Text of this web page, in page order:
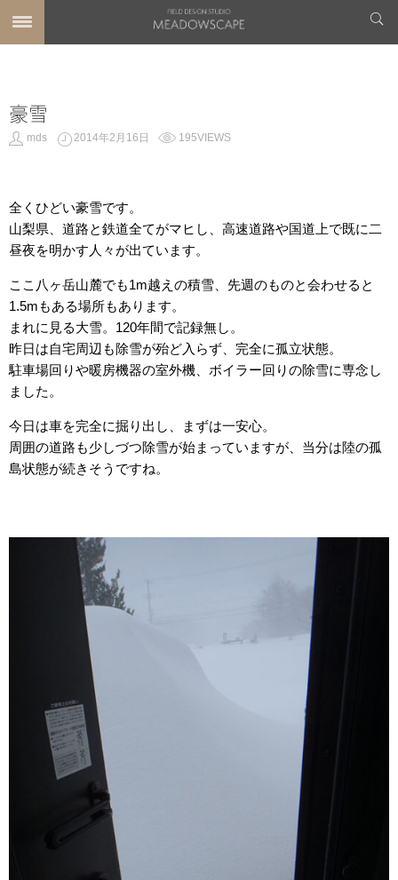
豪雪
mds 2014年2月16日 195VIEWS
全くひどい豪雪です。
山梨県、道路と鉄道全てがマヒし、高速道路や国道上で既に二
昼夜を明かす人々が出ています。
ここ八ヶ岳山麓でも1m越えの積雪、先週のものと会わせると
1.5mもある場所もあります。
まれに見る大雪。120年間で記録無し。
昨日は自宅周辺も除雪が殆ど入らず、完全に孤立状態。
駐車場回りや暖房機器の室外機、ボイラー回りの除雪に専念し
ました。
今日は車を完全に掘り出し、まずは一安心。
周囲の道路も少しづつ除雪が始まっていますが、当分は陸の孤
島状態が続きそうですね。